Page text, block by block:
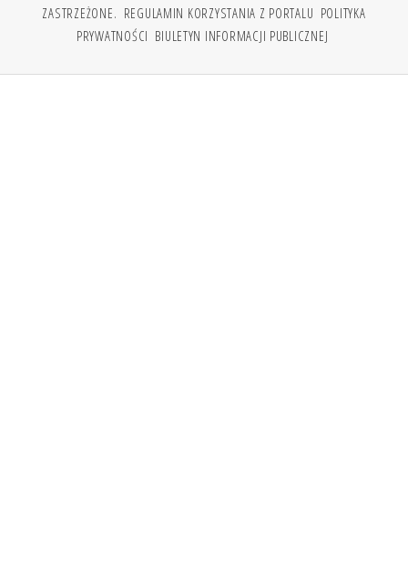
ZASTRZEŻONE. REGULAMIN KORZYSTANIA Z PORTALU POLITYKA
PRYWATNOŚCI BIULETYN INFORMACJI PUBLICZNEJ